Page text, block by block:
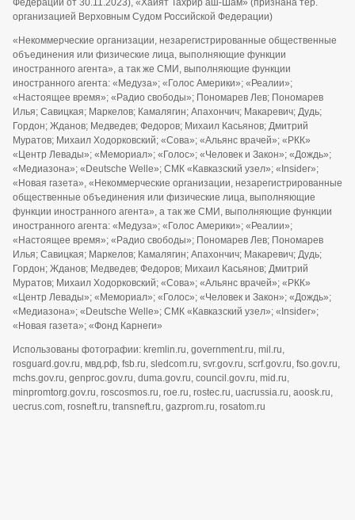
Федерации от 30.11.2023), «Хайят Тахрир аш-Шам» (признана тер.
организацией Верховным Судом Российской Федерации)
«Некоммерческие организации, незарегистрированные общественные
объединения или физические лица, выполняющие функции
иностранного агента», а так же СМИ, выполняющие функции
иностранного агента: «Медуза»; «Голос Америки»; «Реалии»;
«Настоящее время»; «Радио свободы»; Пономарев Лев; Пономарев
Илья; Савицкая; Маркелов; Камалягин; Апахончич; Макаревич; Дудь;
Гордон; Жданов; Медведев; Федоров; Михаил Касьянов; Дмитрий
Муратов; Михаил Ходорковский; «Сова»; «Альянс врачей»; «РКК»
«Центр Левады»; «Мемориал»; «Голос»; «Человек и Закон»; «Дождь»;
«Медиазона»; «Deutsche Welle»; СМК «Кавказский узел»; «Insider»;
«Новая газета», «Некоммерческие организации, незарегистрированные
общественные объединения или физические лица, выполняющие
функции иностранного агента», а так же СМИ, выполняющие функции
иностранного агента: «Медуза»; «Голос Америки»; «Реалии»;
«Настоящее время»; «Радио свободы»; Пономарев Лев; Пономарев
Илья; Савицкая; Маркелов; Камалягин; Апахончич; Макаревич; Дудь;
Гордон; Жданов; Медведев; Федоров; Михаил Касьянов; Дмитрий
Муратов; Михаил Ходорковский; «Сова»; «Альянс врачей»; «РКК»
«Центр Левады»; «Мемориал»; «Голос»; «Человек и Закон»; «Дождь»;
«Медиазона»; «Deutsche Welle»; СМК «Кавказский узел»; «Insider»;
«Новая газета»; «Фонд Карнеги»
Использованы фотографии: kremlin.ru, government.ru, mil.ru,
rosguard.gov.ru, мвд.рф, fsb.ru, sledcom.ru, svr.gov.ru, scrf.gov.ru, fso.gov.ru,
mchs.gov.ru, genproc.gov.ru, duma.gov.ru, council.gov.ru, mid.ru,
minpromtorg.gov.ru, roscosmos.ru, roe.ru, rostec.ru, uacrussia.ru, aoosk.ru,
uecrus.com, rosneft.ru, transneft.ru, gazprom.ru, rosatom.ru